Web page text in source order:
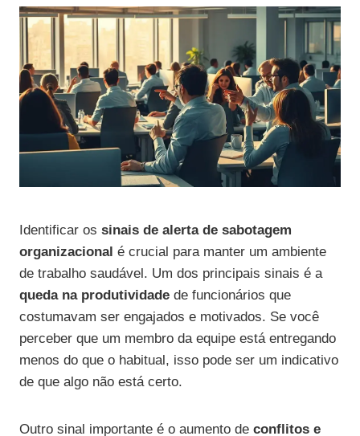
Identificar os sinais de alerta de sabotagem
organizacional é crucial para manter um ambiente
de trabalho saudável. Um dos principais sinais é a
queda na produtividade de funcionários que
costumavam ser engajados e motivados. Se você
perceber que um membro da equipe está entregando
menos do que o habitual, isso pode ser um indicativo
de que algo não está certo.
Outro sinal importante é o aumento de conflitos e